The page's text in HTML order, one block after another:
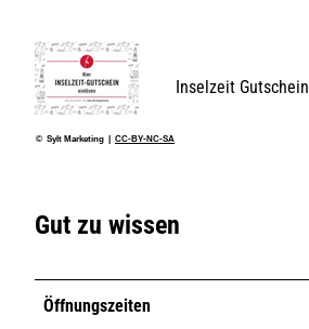
a
s
s
e
d
r
© Sylt Marketing | CC-BY-NC-SA
Inselzeit Gutschein
Gut zu wissen
Öffnungszeiten